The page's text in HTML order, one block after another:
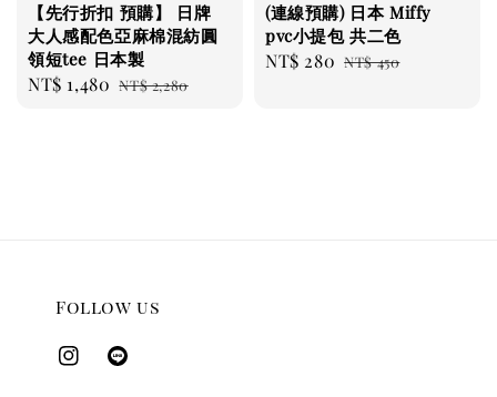
【先行折扣 預購】 日牌
大人感配色亞麻棉混紡圓
領短tee 日本製
Sale
NT$ 1,480 Regular
NT$ 2,280
(連線預購) 日本 Miffy
pvc小提包 共二色
Sale
NT$ 280 Regular
NT$ 450
Follow us